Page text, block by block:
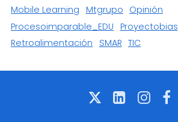
Mobile Learning
Mtgrupo Opinión
Procesoimparable_EDU
Proyectobias
Retroalimentación
SMAR TIC